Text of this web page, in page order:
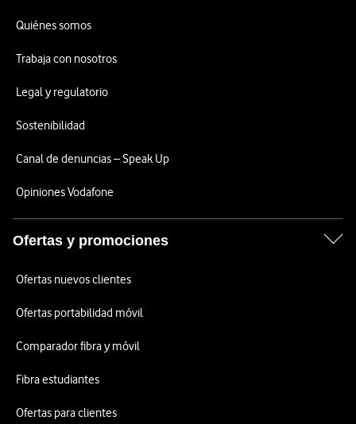
Quiénes somos
Trabaja con nosotros
Legal y regulatorio
Sostenibilidad
Canal de denuncias – Speak Up
Opiniones Vodafone
Ofertas y promociones
Ofertas nuevos clientes
Ofertas portabilidad móvil
Comparador fibra y móvil
Fibra estudiantes
Ofertas para clientes